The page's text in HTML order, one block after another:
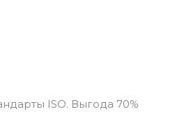
ISO. Выгода 70%